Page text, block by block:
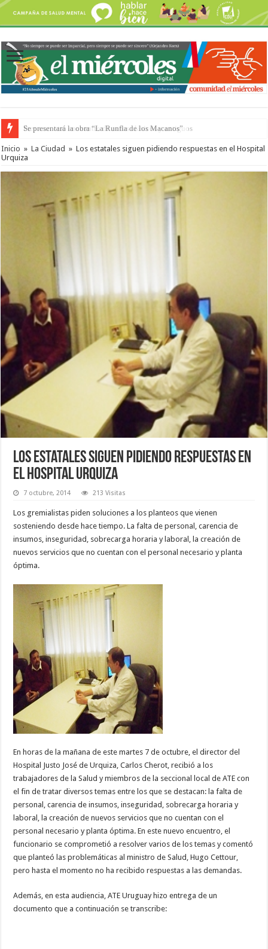
Preparan otro encuentro de autos clásicos y antiguos
Inicio » La Ciudad » Los estatales siguen pidiendo respuestas en el Hospital
Urquiza
Los estatales siguen pidiendo respuestas en
el Hospital Urquiza
7 octubre, 2014 213 Visitas
Los gremialistas piden soluciones a los planteos que vienen
sosteniendo desde hace tiempo. La falta de personal, carencia de
insumos, inseguridad, sobrecarga horaria y laboral, la creación de
nuevos servicios que no cuentan con el personal necesario y planta
óptima.
En horas de la mañana de este martes 7 de octubre, el director del
Hospital Justo José de Urquiza, Carlos Cherot, recibió a los
trabajadores de la Salud y miembros de la seccional local de ATE con
el fin de tratar diversos temas entre los que se destacan: la falta de
personal, carencia de insumos, inseguridad, sobrecarga horaria y
laboral, la creación de nuevos servicios que no cuentan con el
personal necesario y planta óptima. En este nuevo encuentro, el
funcionario se comprometió a resolver varios de los temas y comentó
que planteó las problemáticas al ministro de Salud, Hugo Cettour,
pero hasta el momento no ha recibido respuestas a las demandas.
Además, en esta audiencia, ATE Uruguay hizo entrega de un
documento que a continuación se transcribe: